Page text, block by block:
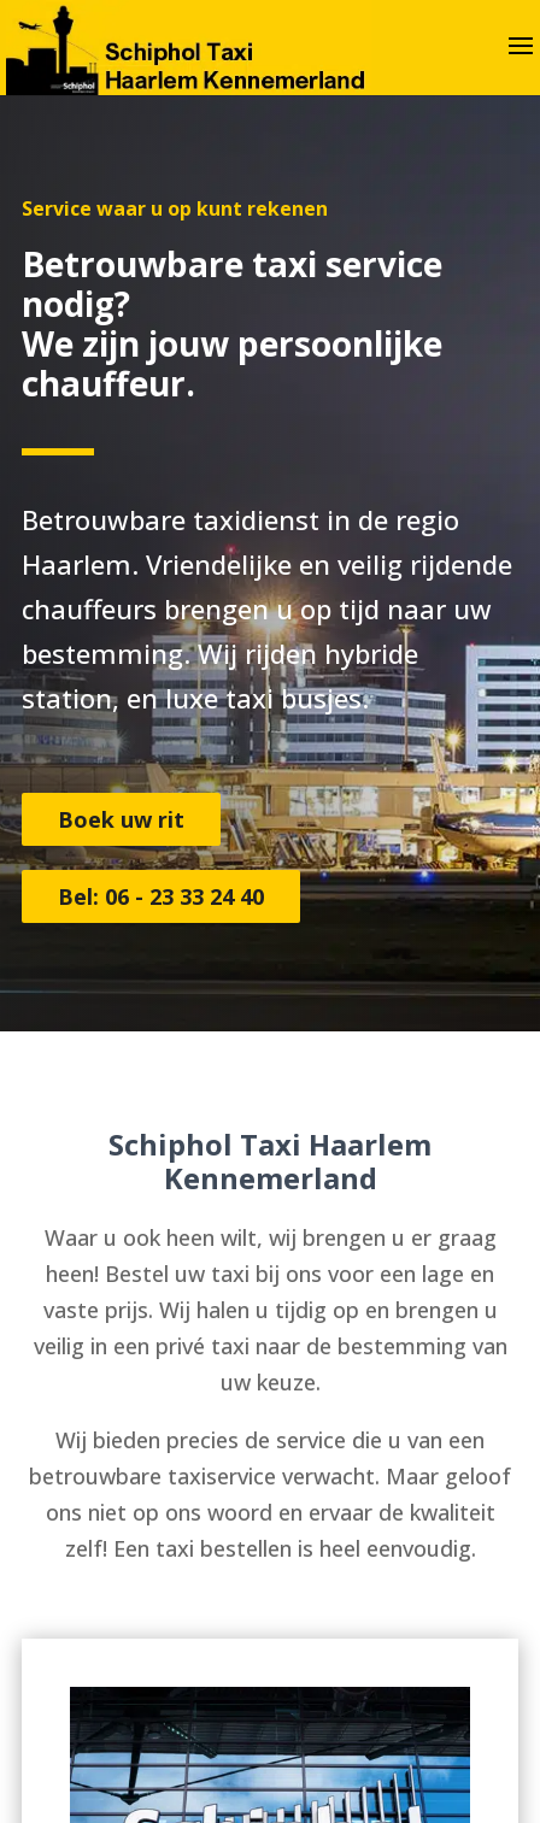
Service waar u op kunt rekenen
Betrouwbare taxi service
nodig?
We zijn jouw persoonlijke
chauffeur.
Betrouwbare taxidienst in de regio
Haarlem. Vriendelijke en veilig rijdende
chauffeurs brengen u op tijd naar uw
bestemming. Wij rijden hybride
station, en luxe taxi busjes.
Boek uw rit
Bel: 06 - 23 33 24 40
Schiphol Taxi Haarlem
Kennemerland
Waar u ook heen wilt, wij brengen u er graag
heen! Bestel uw taxi bij ons voor een lage en
vaste prijs. Wij halen u tijdig op en brengen u
veilig in een privé taxi naar de bestemming van
uw keuze.
Wij bieden precies de service die u van een
betrouwbare taxiservice verwacht. Maar geloof
ons niet op ons woord en ervaar de kwaliteit
zelf! Een taxi bestellen is heel eenvoudig.